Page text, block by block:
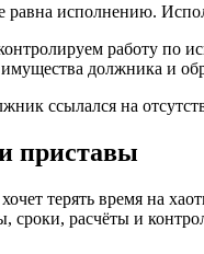
равна исполнению.
работу по
должника и
ссылался на
приставы
терять время на
расчёты и